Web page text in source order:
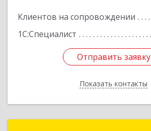
Клиентов на сопровождении
1С:Специалист
Отправить заявку
Показать контакты
Отправить заявку
Назад